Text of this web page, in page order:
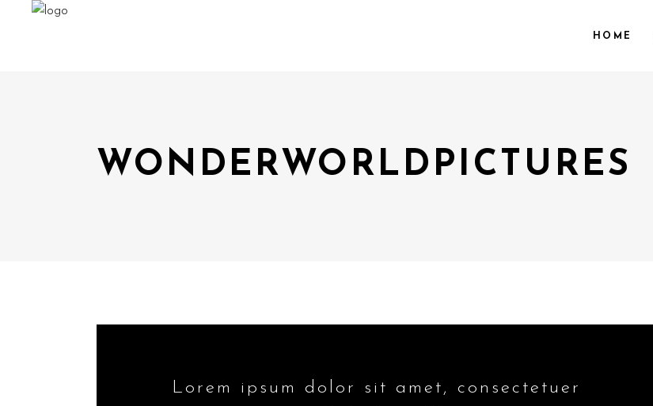
HOME
WONDERWORLDPICTURES
Lorem ipsum dolor sit amet, consectetuer